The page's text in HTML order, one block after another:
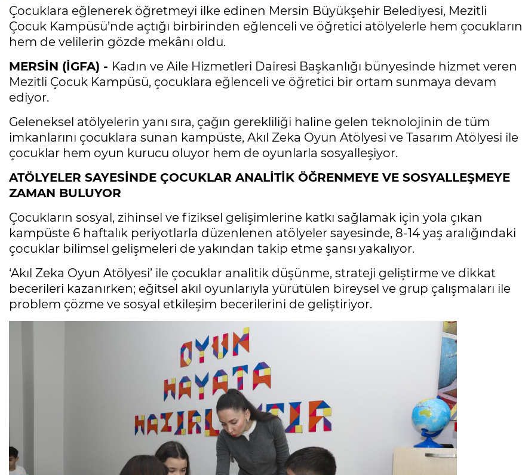
Çocuklara eğlenerek öğretmeyi ilke edinen Mersin Büyükşehir Belediyesi, Mezitli
Çocuk Kampüsü’nde açtığı birbirinden eğlenceli ve öğretici atölyelerle hem çocukların
hem de velilerin gözde mekânı oldu.
MERSİN (İGFA) - Kadın ve Aile Hizmetleri Dairesi Başkanlığı bünyesinde hizmet veren
Mezitli Çocuk Kampüsü, çocuklara eğlenceli ve öğretici bir ortam sunmaya devam
ediyor.
Geleneksel atölyelerin yanı sıra, çağın gerekliliği haline gelen teknolojinin de tüm
imkanlarını çocuklara sunan kampüste, Akıl Zeka Oyun Atölyesi ve Tasarım Atölyesi ile
çocuklar hem oyun kurucu oluyor hem de oyunlarla sosyalleşiyor.
ATÖLYELER SAYESİNDE ÇOCUKLAR ANALİTİK ÖĞRENMEYE VE SOSYALLEŞMEYE
ZAMAN BULUYOR
Çocukların sosyal, zihinsel ve fiziksel gelişimlerine katkı sağlamak için yola çıkan
kampüste 6 haftalık periyotlarla düzenlenen atölyeler sayesinde, 8-14 yaş aralığındaki
çocuklar bilimsel gelişmeleri de yakından takip etme şansı yakalıyor.
‘Akıl Zeka Oyun Atölyesi’ ile çocuklar analitik düşünme, strateji geliştirme ve dikkat
becerileri kazanırken; eğitsel akıl oyunlarıyla yürütülen bireysel ve grup çalışmaları ile
problem çözme ve sosyal etkileşim becerilerini de geliştiriyor.